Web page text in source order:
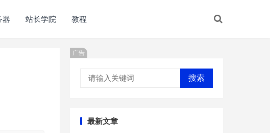
器 站长学院 教程
广告
搜索
最新文章